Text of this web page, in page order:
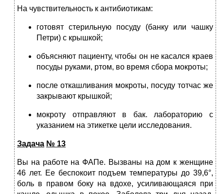
На чувствительность к антибиотикам:
готовят стерильную посуду (банку или чашку
Петри) с крышкой;
объясняют пациенту, чтобы он не касался краев
посуды руками, ртом, во время сбора мокроты;
после откашливания мокроты, посуду тотчас же
закрывают крышкой;
мокроту отправляют в бак. лабораторию с
указанием на этикетке цели исследования.
Задача № 13
Вы на работе на ФАПе. Вызваны на дом к женщине
46 лет. Ее беспокоит подъем температуры до 39,6°,
боль в правом боку на вдохе, усиливающаяся при